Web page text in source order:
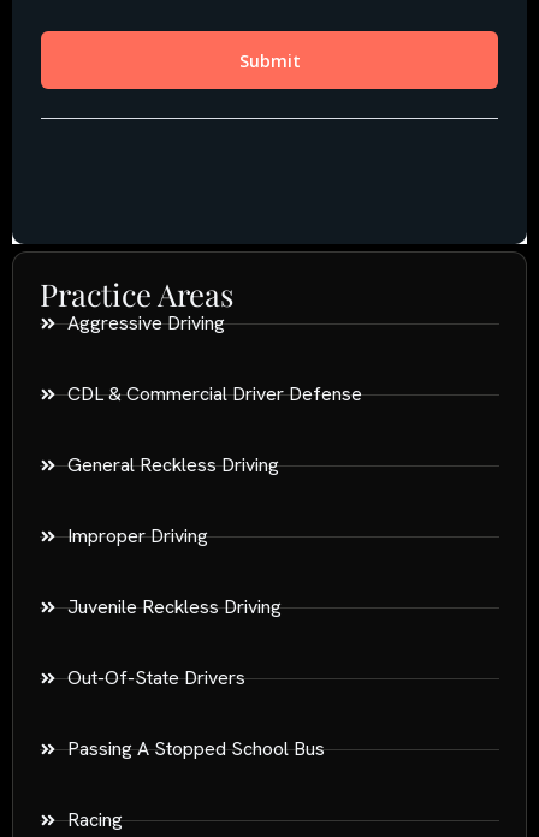
Practice Areas
Aggressive Driving
CDL & Commercial Driver Defense
General Reckless Driving
Improper Driving
Juvenile Reckless Driving
Out-Of-State Drivers
Passing A Stopped School Bus
Racing